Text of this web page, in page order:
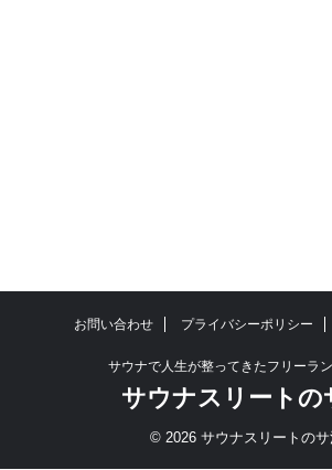
お問い合わせ プライバシーポリシー
サウナで人生が整ってきたフリーラ
サウナスリートの
© 2026 サウナスリートの